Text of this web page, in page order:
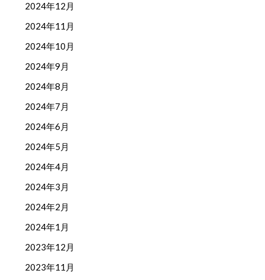
2024年12月
2024年11月
2024年10月
2024年9月
2024年8月
2024年7月
2024年6月
2024年5月
2024年4月
2024年3月
2024年2月
2024年1月
2023年12月
2023年11月